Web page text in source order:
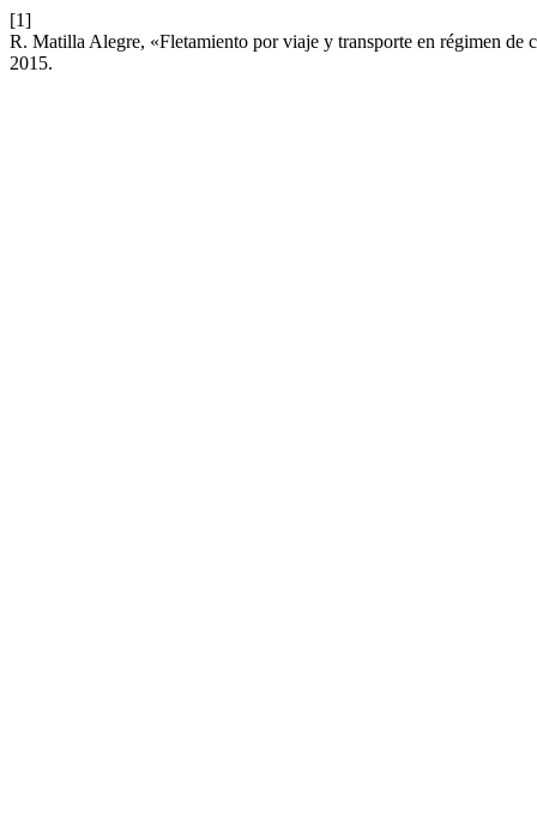
[1]
R. Matilla Alegre, «Fletamiento por viaje y transporte en régimen
2015.